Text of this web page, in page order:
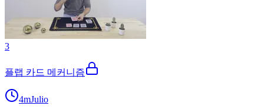
3
플랩 카드 메커니즘
4mJulio